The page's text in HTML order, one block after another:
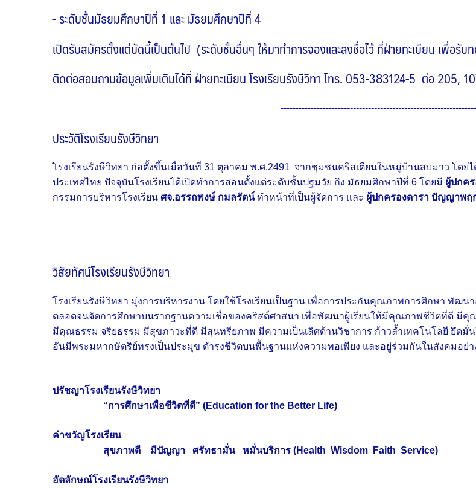
- ระดับชั้นมัธยมศึกษาปีที่ 1 และ มัธยมศึกษาปีที่ 4
เปิดรับสมัครตั้งแต่บัดนี้เป็นต้นไป (ระดับชั้นอื่นๆ ให้มาทำการจองและลงชื่อไว้ ที่ฝ่ายทะเบียน เพื่อ
ติดต่อสอบถามข้อมูลเพิ่มเติมได้ที่ ฝ่ายทะเบียน โรงเรียนรังษีวิทา โทร. 053-383124-5 ต่อ 205,
ประวัติโรงเรียนรังษีวิทยา
โรงเรียนรังษีวิทยา ก่อตั้งขึ้นเมื่อวันที่ 31 ตุลาคม พ.ศ.2491 จากชุมชนคริสเตียนในหมู่บ้านสบมาว โดย
ประเทศไทย ปัจจุบันโรงเรียนได้เปิดทำการสอนตั้งแต่ระดับชั้นปฐมวัย ถึง มัธยมศึกษาปีที่ 6 โดยมี ผู้ปกค
กรรมการบริหารโรงเรียน ศจ.อรรถพงษ์ กมลรัตน์ทำหน้าที่เป็นผู้จัดการ และ ผู้ปกครองดารา ปัญญาพฤ
วิสัยทัศน์โรงเรียนรังษีวิทยา
โรงเรียนรังษีวิทยา มุ่งการบริหารงาน โดยใช้โรงเรียนเป็นฐาน เพื่อการประกันคุณภาพการศึกษา พัฒ
ตลอดจนจัดการศึกษาบนรากฐานความเชื่อของคริสต์ศาสนา เพื่อพัฒนาผู้เรียนให้มีคุณภาพชีวิตที่ดี มี
มีคุณธรรม จริยธรรม มีสุขภาวะที่ดี มีสุนทรียภาพ มีความเป็นเลิศด้านวิชาการ ก้าวล้ำเทคโนโลยี ยึดมั่
อันมีพระมหากษัตริย์ทรงเป็นประมุข ดำรงชีวิตบนพื้นฐานแห่งความพอเพียง และอยู่ร่วมกันในสังคมอย่
ปรัชญาโรงเรียนรังษีวิทยา
“การศึกษาเพื่อชีวิตที่ดี” (Education for the Better Life)
คำขวัญโรงเรียน
สุขภาพดี มีปัญญา ศรัทธามั่น หมั่นบริการ (Health Wisdom Faith Service)
อัตลักษณ์โรงเรียนรังษีวิทยา